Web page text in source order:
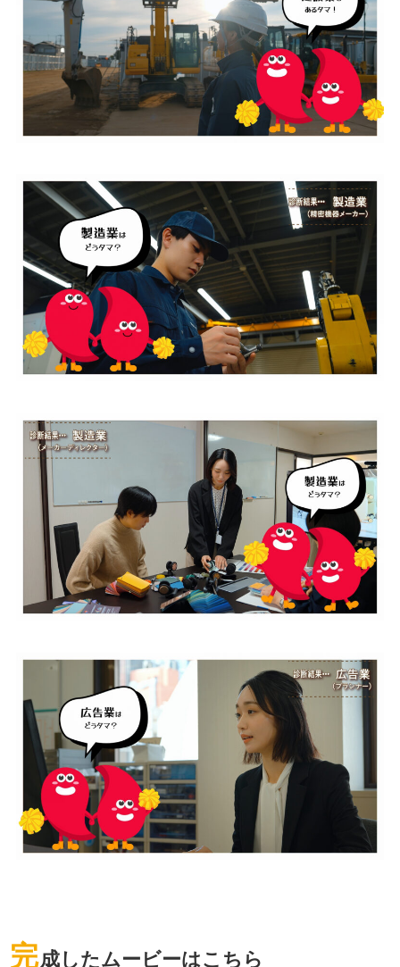
完成したムービーはこちら